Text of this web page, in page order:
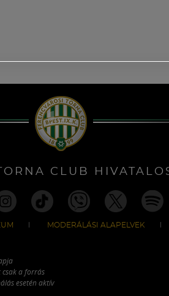
CLUB
MODERÁLÁSI ALAPELVEK
a forrás
esetén aktív